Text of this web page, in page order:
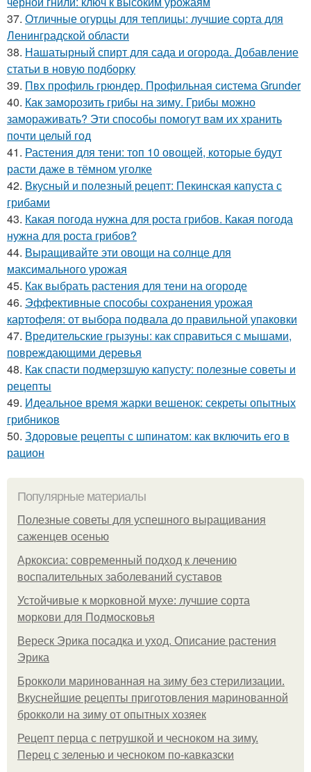
37. Отличные огурцы для теплицы: лучшие сорта для
Ленинградской области
38. Нашатырный спирт для сада и огорода. Добавление
статьи в новую подборку
39. Пвх профиль грюндер. Профильная система Grunder
40. Как заморозить грибы на зиму. Грибы можно
замораживать? Эти способы помогут вам их хранить
почти целый год
41. Растения для тени: топ 10 овощей, которые будут
расти даже в тёмном уголке
42. Вкусный и полезный рецепт: Пекинская капуста с
грибами
43. Какая погода нужна для роста грибов. Какая погода
нужна для роста грибов?
44. Выращивайте эти овощи на солнце для
максимального урожая
45. Как выбрать растения для тени на огороде
46. Эффективные способы сохранения урожая
картофеля: от выбора подвала до правильной упаковки
47. Вредительские грызуны: как справиться с мышами,
повреждающими деревья
48. Как спасти подмерзшую капусту: полезные советы и
рецепты
49. Идеальное время жарки вешенок: секреты опытных
грибников
50. Здоровые рецепты с шпинатом: как включить его в
рацион
Популярные материалы
Полезные советы для успешного выращивания
саженцев осенью
Аркоксиа: современный подход к лечению
воспалительных заболеваний суставов
Устойчивые к морковной мухе: лучшие сорта
моркови для Подмосковья
Вереск Эрика посадка и уход. Описание растения
Эрика
Брокколи маринованная на зиму без стерилизации.
Вкуснейшие рецепты приготовления маринованной
брокколи на зиму от опытных хозяек
Рецепт перца с петрушкой и чесноком на зиму.
Перец с зеленью и чесноком по-кавказски